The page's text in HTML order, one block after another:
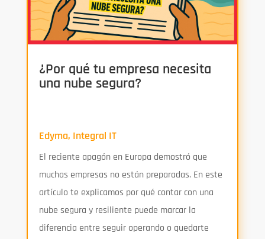
¿Por qué tu empresa necesita
una nube segura?
Edyma, Integral IT
El reciente apagón en Europa demostró que
muchas empresas no están preparadas. En este
artículo te explicamos por qué contar con una
nube segura y resiliente puede marcar la
diferencia entre seguir operando o quedarte